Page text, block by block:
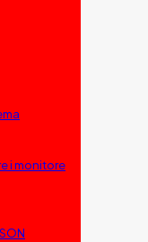
i monitore